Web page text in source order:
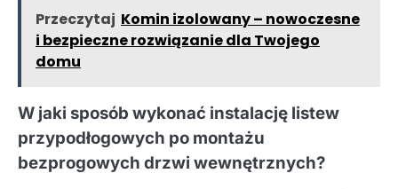
Przeczytaj Komin izolowany – nowoczesne
i bezpieczne rozwiązanie dla Twojego
domu
W jaki sposób wykonać instalację listew
przypodłogowych po montażu
bezprogowych drzwi wewnętrznych?